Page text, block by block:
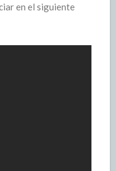
en el siguiente